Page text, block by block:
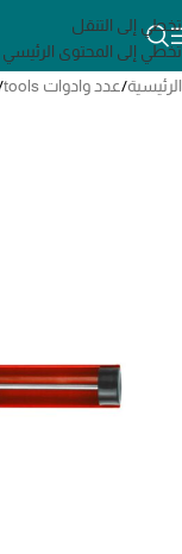
تخطي إلى التنقل
تخطي إلى المحتوى الرئيسي
الرئيسية/عدد وادوات tools